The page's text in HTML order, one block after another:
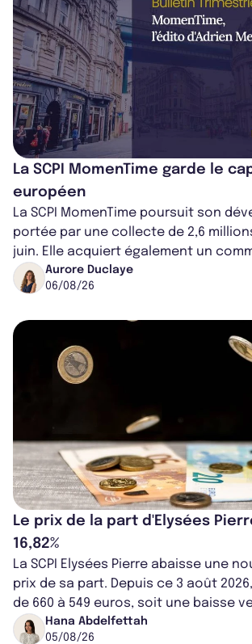
La SCPI MomenTime garde le
européen
La SCPI MomenTime poursuit son
portée par une collecte de 2,6
juin. Elle acquiert également un
Worcester, place une plateforme
Aurore Duclaye
06/08/26
Le prix de la part d'Elysées
16,82%
La SCPI Elysées Pierre abaisse une
prix de sa part. Depuis ce 3 août
de 660 à 549 euros, soit une baisse
16,82%. Cette nouvell...
Hana Abdelfettah
05/08/26